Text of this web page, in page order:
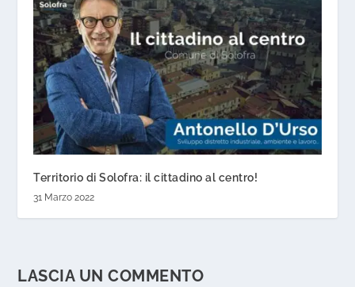
Territorio di Solofra: il cittadino al centro!
31 Marzo 2022
LASCIA UN COMMENTO